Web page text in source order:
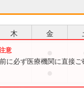
木 金
に必ず医療機関に直接ご